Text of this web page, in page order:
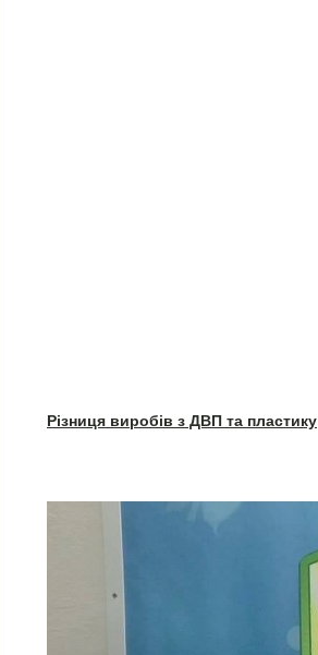
Різниця виробів з ДВП та пластику